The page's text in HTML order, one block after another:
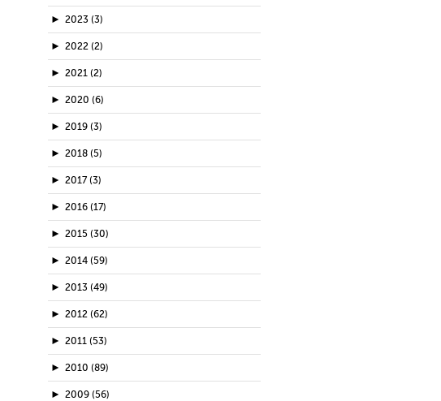
► 2023 (3)
► 2022 (2)
► 2021 (2)
► 2020 (6)
► 2019 (3)
► 2018 (5)
► 2017 (3)
► 2016 (17)
► 2015 (30)
► 2014 (59)
► 2013 (49)
► 2012 (62)
► 2011 (53)
► 2010 (89)
► 2009 (56)